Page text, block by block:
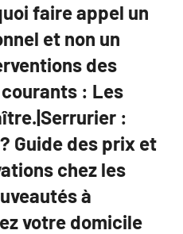
faire appel un
et non un
des
: Les
:
Guide des prix et
chez les
à
votre domicile